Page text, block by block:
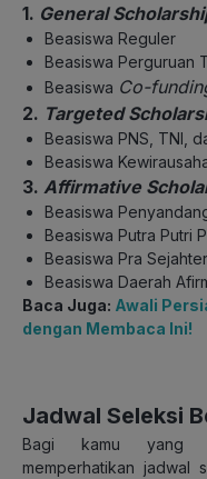
1. General
Beasiswa Reguler
Beasiswa Perguruan
Beasiswa Co-
2. Targeted
Beasiswa PNS, TNI,
Beasiswa
3. Affirmative
Beasiswa
Beasiswa Putra Putri
Beasiswa Pra
Beasiswa Daerah
Baca Juga: Awali
dengan Membaca Ini!
Jadwal Seleksi
Bagi kamu yang
memperhatikan jadwal